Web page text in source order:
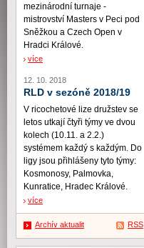
mezinárodní turnaje -
mistrovství Masters v Peci pod
Sněžkou a Czech Open v
Hradci Králové.
více
12. 10. 2018
RLD v sezóně 2018/19
V ricochetové lize družstev se
letos utkají čtyři týmy ve dvou
kolech (10.11. a 2.2.)
systémem každý s každým. Do
ligy jsou přihlášeny tyto týmy:
Kosmonosy, Palmovka,
Kunratice, Hradec Králové.
více
Archív aktualit RSS